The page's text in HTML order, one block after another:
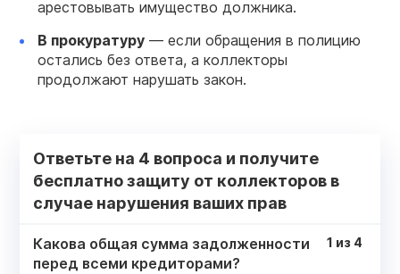
арестовывать имущество должника.
В прокуратуру — если обращения в полицию
остались без ответа, а коллекторы
продолжают нарушать закон.
Ответьте на 4 вопроса и получите
бесплатно защиту от коллекторов в
случае нарушения ваших прав
Какова общая сумма задолженности
перед всеми кредиторами?
1 из 4